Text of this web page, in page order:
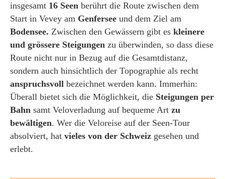
insgesamt 16 Seen berührt die Route zwischen dem
Start in Vevey am Genfersee und dem Ziel am
Bodensee. Zwischen den Gewässern gibt es kleinere
und grössere Steigungen zu überwinden, so dass diese
Route nicht nur in Bezug auf die Gesamtdistanz,
sondern auch hinsichtlich der Topographie als recht
anspruchsvoll bezeichnet werden kann. Immerhin:
Überall bietet sich die Möglichkeit, die Steigungen per
Bahn samt Veloverladung auf bequeme Art zu
bewältigen. Wer die Veloreise auf der Seen-Tour
absolviert, hat vieles von der Schweiz gesehen und
erlebt.